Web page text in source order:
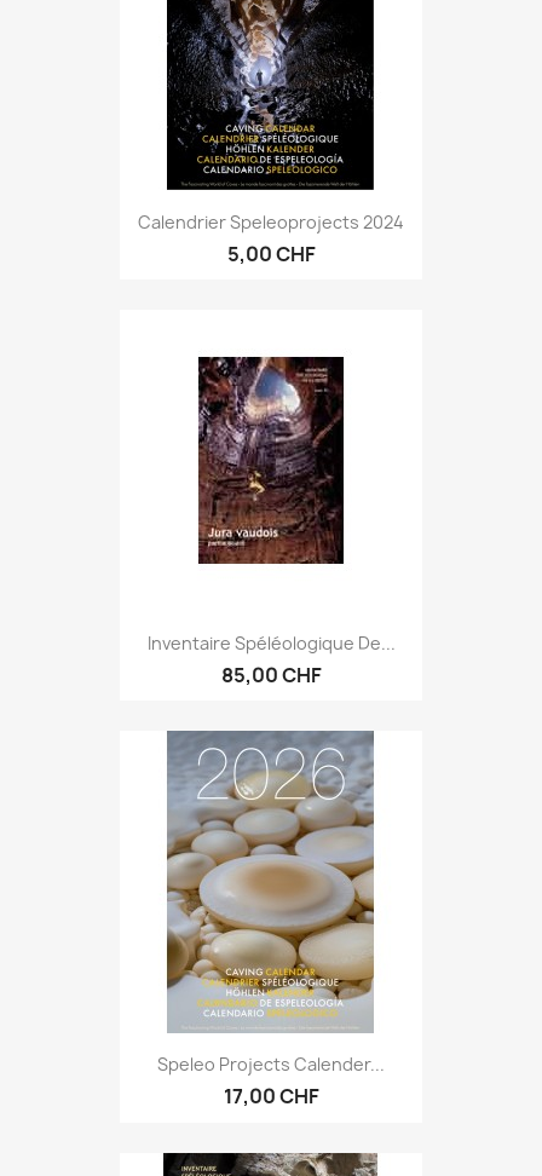
Calendrier Speleoprojects 2024
5,00 CHF
Inventaire Spéléologique De...
85,00 CHF
Speleo Projects Calender...
17,00 CHF